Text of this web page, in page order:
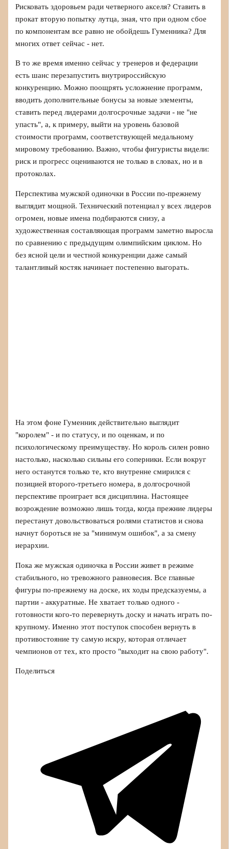
Рисковать здоровьем ради четверного акселя? Ставить в
прокат вторую попытку лутца, зная, что при одном сбое
по компонентам все равно не обойдешь Гуменника? Для
многих ответ сейчас - нет.
В то же время именно сейчас у тренеров и федерации
есть шанс перезапустить внутрироссийскую
конкуренцию. Можно поощрять усложнение программ,
вводить дополнительные бонусы за новые элементы,
ставить перед лидерами долгосрочные задачи - не "не
упасть", а, к примеру, выйти на уровень базовой
стоимости программ, соответствующей медальному
мировому требованию. Важно, чтобы фигуристы видели:
риск и прогресс оцениваются не только в словах, но и в
протоколах.
Перспектива мужской одиночки в России по-прежнему
выглядит мощной. Технический потенциал у всех лидеров
огромен, новые имена подбираются снизу, а
художественная составляющая программ заметно выросла
по сравнению с предыдущим олимпийским циклом. Но
без ясной цели и честной конкуренции даже самый
талантливый костяк начинает постепенно выгорать.
На этом фоне Гуменник действительно выглядит
"королем" - и по статусу, и по оценкам, и по
психологическому преимуществу. Но король силен ровно
настолько, насколько сильны его соперники. Если вокруг
него останутся только те, кто внутренне смирился с
позицией второго-третьего номера, в долгосрочной
перспективе проиграет вся дисциплина. Настоящее
возрождение возможно лишь тогда, когда прежние лидеры
перестанут довольствоваться ролями статистов и снова
начнут бороться не за "минимум ошибок", а за смену
иерархии.
Пока же мужская одиночка в России живет в режиме
стабильного, но тревожного равновесия. Все главные
фигуры по-прежнему на доске, их ходы предсказуемы, а
партии - аккуратные. Не хватает только одного -
готовности кого-то перевернуть доску и начать играть по-
крупному. Именно этот поступок способен вернуть в
противостояние ту самую искру, которая отличает
чемпионов от тех, кто просто "выходит на свою работу".
Поделиться